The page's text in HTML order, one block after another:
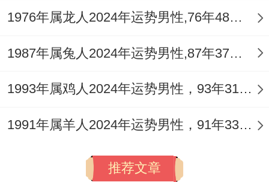
除了对外部的风险防范。自身财富管理疏失
亦不可不防，例如电子支付失误、贵重物品
应验的意外途径。
尽管理财环境暗流潜藏。但「太阳」的贵人
策的节点，不妨虚心请教资深且信誉良好的
1976年属龙人2024年运势男性,76年48岁属龙男2024年每月运程怎么样
1987年属兔人2024年运势男性,87年37岁属兔男2024年每月运程怎么样
1993年属鸡人2024年运势男性，93年31岁属鸡男2024年每月运程怎么样
1991年属羊人2024年运势男性，91年33岁属羊男2024年每月运程怎么样
推荐文章